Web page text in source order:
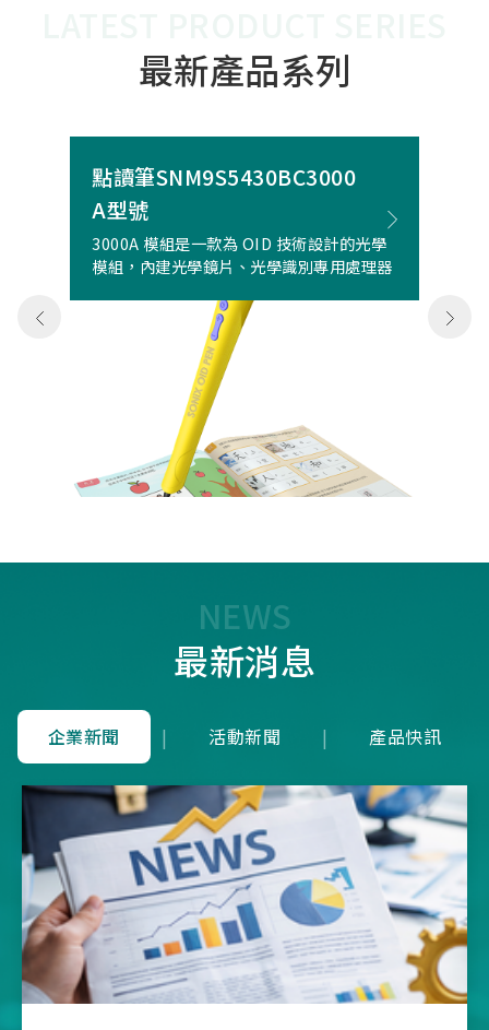
最新產品系列
點讀筆SNM9S5430BC3000
A型號
3000A 模組是一款為 OID 技術設計的光學
模組，內建光學鏡片、光學識別專用處理器
NEWS
最新消息
企業新聞 | 活動新聞 | 產品快訊